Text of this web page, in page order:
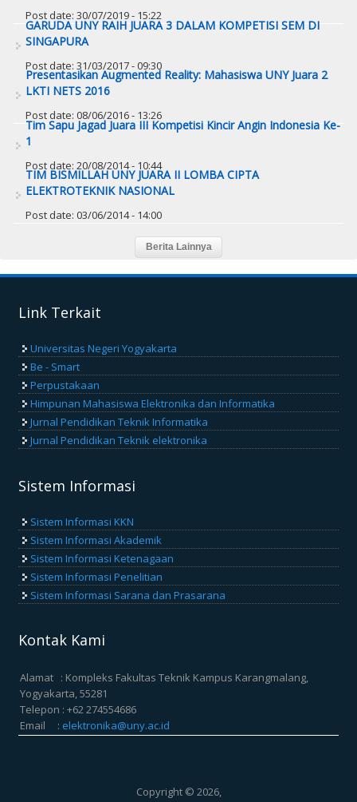
Post date: 30/07/2019 - 15:22
GARUDA UNY RAIH JUARA 3 DALAM KOMPETISI SEM DI
SINGAPURA
Post date: 31/03/2017 - 09:30
Presentasikan Augmented Reality: Mahasiswa UNY Juara 2
LKTI NETS 2016
Post date: 08/06/2016 - 13:26
Tim Sapu Jagad Juara III Kompetisi Kincir Angin Indonesia Ke-
1
Post date: 20/08/2014 - 10:44
TIM BISMILLAH UNY JUARA II LOMBA CIPTA
ELEKTROTEKNIK NASIONAL
Post date: 03/06/2014 - 14:00
Link Terkait
Universitas Negeri Yogyakarta
Be - Smart
Perpustakaan
Himpunan Mahasiswa Elektronika dan Informatika
Jurnal Pendidikan Teknik Informatika
Jurnal Pendidikan Teknik elektronika
Sistem Informasi
Sistem Informasi KKN
Sistem Informasi Akademik
Sistem Informasi Ketenagaan
Sistem Informasi Penelitian
Sistem Informasi Sarana dan Prasarana
Kontak Kami
Alamat : Kompleks Fakultas Teknik Kampus Karangmalang,
Yogyakarta, 55281
Telepon : +62 274554686
Email : elektronika@uny.ac.id
Copyright © 2026,